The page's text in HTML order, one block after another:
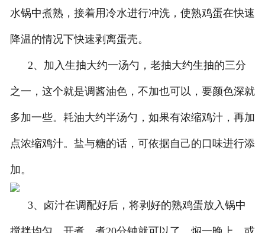
水锅中煮熟，接着用冷水进行冲洗，使熟鸡蛋在快速
降温的情况下快速剥离蛋壳。
2、加入生抽大约一汤勺，老抽大约生抽的三分
之一，这个就是调酱油色，不加也可以，要颜色深就
多加一些。耗油大约半汤勺，如果有浓缩鸡汁，再加
点浓缩鸡汁。盐与糖的话，可依据自己的口味进行添
加。
3、卤汁在调配好后，将剥好的熟鸡蛋放入锅中